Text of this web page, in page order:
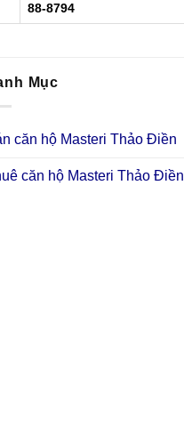
88-8794
Mục
căn hộ Masteri Thảo Điền
căn hộ Masteri Thảo Điền